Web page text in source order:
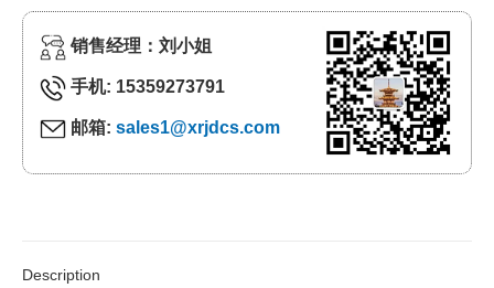
销售经理：刘小姐
手机: 15359273791
邮箱: sales1@xrjdcs.com
Description